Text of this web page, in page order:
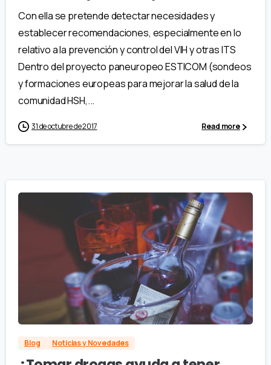
Con ella se pretende detectar necesidades y
establecer recomendaciones, especialmente en lo
relativo a la prevención y control del VIH y otras ITS
Dentro del proyecto paneuropeo ESTICOM (sondeos
y formaciones europeas para mejorar la salud de la
comunidad HSH,...
31 de octubre de 2017 Read more
Blog Noticias y Novedades